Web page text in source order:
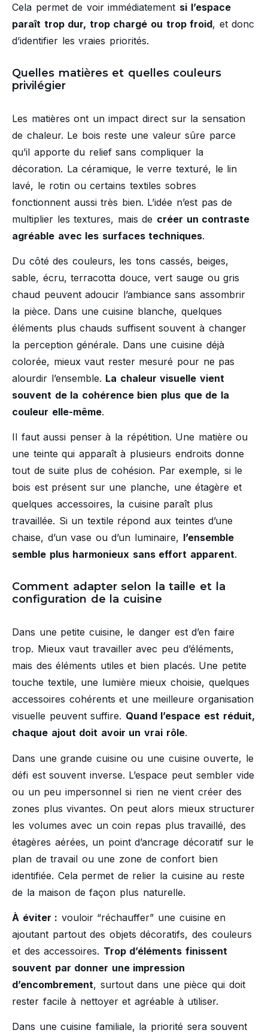
Cela permet de voir immédiatement si l’espace
paraît trop dur, trop chargé ou trop froid, et donc
d’identifier les vraies priorités.
Quelles matières et quelles couleurs
privilégier
Les matières ont un impact direct sur la sensation
de chaleur. Le bois reste une valeur sûre parce
qu’il apporte du relief sans compliquer la
décoration. La céramique, le verre texturé, le lin
lavé, le rotin ou certains textiles sobres
fonctionnent aussi très bien. L’idée n’est pas de
multiplier les textures, mais de créer un contraste
agréable avec les surfaces techniques.
Du côté des couleurs, les tons cassés, beiges,
sable, écru, terracotta douce, vert sauge ou gris
chaud peuvent adoucir l’ambiance sans assombrir
la pièce. Dans une cuisine blanche, quelques
éléments plus chauds suffisent souvent à changer
la perception générale. Dans une cuisine déjà
colorée, mieux vaut rester mesuré pour ne pas
alourdir l’ensemble. La chaleur visuelle vient
souvent de la cohérence bien plus que de la
couleur elle-même.
Il faut aussi penser à la répétition. Une matière ou
une teinte qui apparaît à plusieurs endroits donne
tout de suite plus de cohésion. Par exemple, si le
bois est présent sur une planche, une étagère et
quelques accessoires, la cuisine paraît plus
travaillée. Si un textile répond aux teintes d’une
chaise, d’un vase ou d’un luminaire, l’ensemble
semble plus harmonieux sans effort apparent.
Comment adapter selon la taille et la
configuration de la cuisine
Dans une petite cuisine, le danger est d’en faire
trop. Mieux vaut travailler avec peu d’éléments,
mais des éléments utiles et bien placés. Une petite
touche textile, une lumière mieux choisie, quelques
accessoires cohérents et une meilleure organisation
visuelle peuvent suffire. Quand l’espace est réduit,
chaque ajout doit avoir un vrai rôle.
Dans une grande cuisine ou une cuisine ouverte, le
défi est souvent inverse. L’espace peut sembler vide
ou un peu impersonnel si rien ne vient créer des
zones plus vivantes. On peut alors mieux structurer
les volumes avec un coin repas plus travaillé, des
étagères aérées, un point d’ancrage décoratif sur le
plan de travail ou une zone de confort bien
identifiée. Cela permet de relier la cuisine au reste
de la maison de façon plus naturelle.
À éviter : vouloir “réchauffer” une cuisine en
ajoutant partout des objets décoratifs, des couleurs
et des accessoires. Trop d’éléments finissent
souvent par donner une impression
d’encombrement, surtout dans une pièce qui doit
rester facile à nettoyer et agréable à utiliser.
Dans une cuisine familiale, la priorité sera souvent